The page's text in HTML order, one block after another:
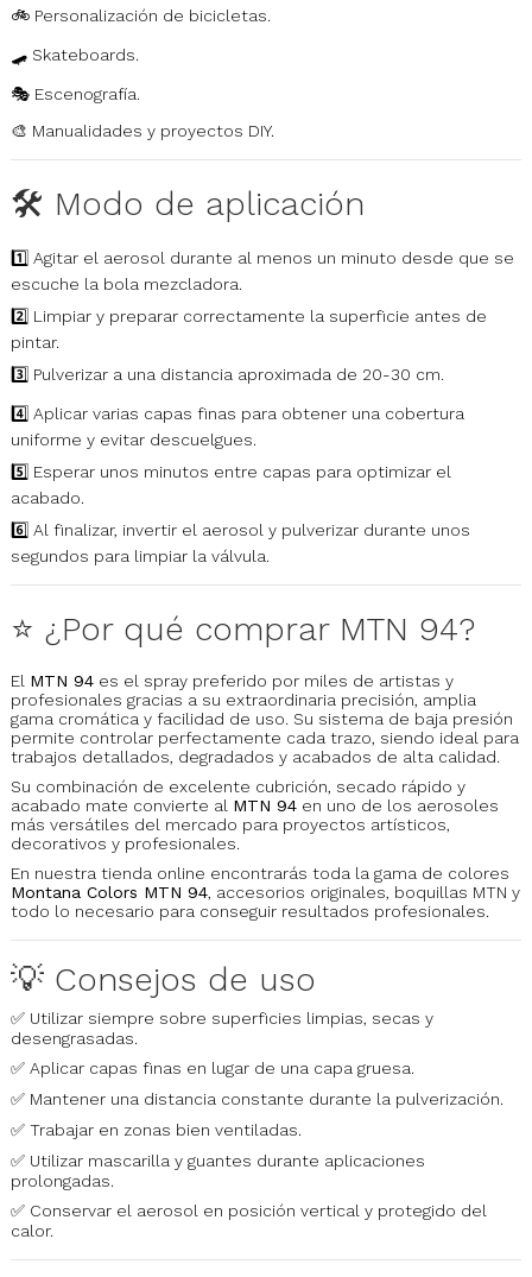
🚲 Personalización de bicicletas.
🛹 Skateboards.
🎭 Escenografía.
🎨 Manualidades y proyectos DIY.
🛠️ Modo de aplicación
1️⃣ Agitar el aerosol durante al menos un minuto desde que se
escuche la bola mezcladora.
2️⃣ Limpiar y preparar correctamente la superficie antes de
pintar.
3️⃣ Pulverizar a una distancia aproximada de 20-30 cm.
4️⃣ Aplicar varias capas finas para obtener una cobertura
uniforme y evitar descuelgues.
5️⃣ Esperar unos minutos entre capas para optimizar el
acabado.
6️⃣ Al finalizar, invertir el aerosol y pulverizar durante unos
segundos para limpiar la válvula.
⭐ ¿Por qué comprar MTN 94?
El MTN 94 es el spray preferido por miles de artistas y
profesionales gracias a su extraordinaria precisión, amplia
gama cromática y facilidad de uso. Su sistema de baja presión
permite controlar perfectamente cada trazo, siendo ideal para
trabajos detallados, degradados y acabados de alta calidad.
Su combinación de excelente cubrición, secado rápido y
acabado mate convierte al MTN 94 en uno de los aerosoles
más versátiles del mercado para proyectos artísticos,
decorativos y profesionales.
En nuestra tienda online encontrarás toda la gama de colores
Montana Colors MTN 94, accesorios originales, boquillas MTN y
todo lo necesario para conseguir resultados profesionales.
💡 Consejos de uso
✅ Utilizar siempre sobre superficies limpias, secas y
desengrasadas.
✅ Aplicar capas finas en lugar de una capa gruesa.
✅ Mantener una distancia constante durante la pulverización.
✅ Trabajar en zonas bien ventiladas.
✅ Utilizar mascarilla y guantes durante aplicaciones
prolongadas.
✅ Conservar el aerosol en posición vertical y protegido del
calor.